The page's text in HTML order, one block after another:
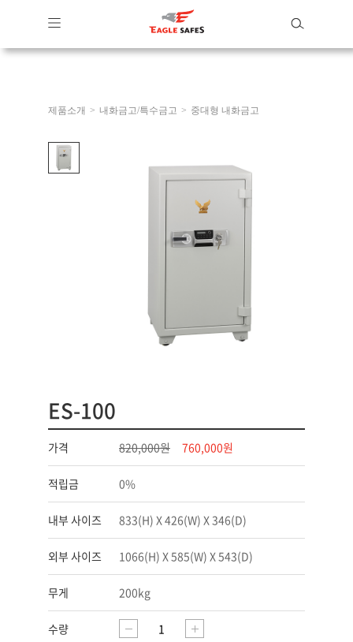
제품소개 > 내화금고/특수금고 > 중대형 내화금고
ES-100
가격 820,000원 760,000원
적립금 0%
내부 사이즈 833(H) X 426(W) X 346(D)
외부 사이즈 1066(H) X 585(W) X 543(D)
무게 200kg
수량